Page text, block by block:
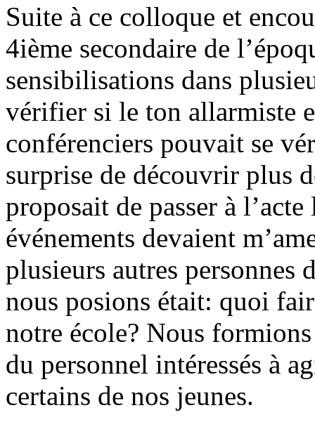
Suite à ce colloque et
4ième secondaire de
sensibilisations dans
vérifier si le ton allarmiste
conférenciers pouvait se
surprise de découvrir plus
proposait de passer à
événements devaient
plusieurs autres
nous posions était: quoi
notre école? Nous
du personnel intéressés à
certains de nos jeunes.